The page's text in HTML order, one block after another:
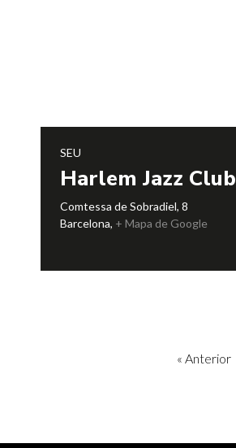
SEU
Harlem Jazz Club
Comtessa de Sobradiel, 8
Barcelona, + Mapa de Google
« Anterior